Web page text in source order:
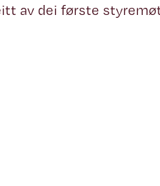
av dei første